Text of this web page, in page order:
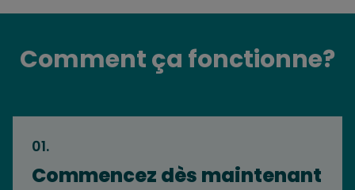
Comment ça fonctionne?
01.
Commencez dès maintenant